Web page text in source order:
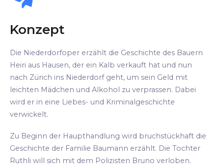
Konzept
Die Niederdorfoper erzählt die Geschichte des Bauern
Heiri aus Hausen, der ein Kalb verkauft hat und nun
nach Zürich ins Niederdorf geht, um sein Geld mit
leichten Mädchen und Alkohol zu verprassen. Dabei
wird er in eine Liebes- und Kriminalgeschichte
verwickelt.
Zu Beginn der Haupthandlung wird bruchstückhaft die
Geschichte der Familie Baumann erzählt. Die Tochter
Ruthli will sich mit dem Polizisten Bruno verloben.